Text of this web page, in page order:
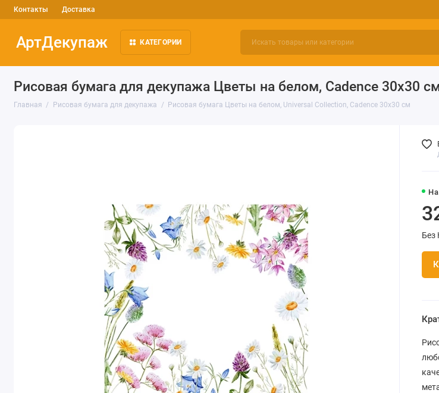
Контакты Доставка
АртДекупаж КАТЕГОРИИ
Рисовая бумага для декупажа Цветы на белом, Cadence 30х30
Главная Рисовая бумага для декупажа Рисовая бумага Цветы на белом, Universal Collection, Cadence 30х30 см
На
Без